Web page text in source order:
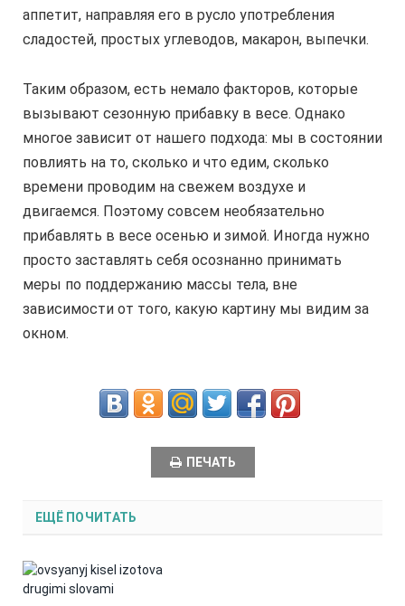
аппетит, направляя его в русло употребления
сладостей, простых углеводов, макарон, выпечки.
Таким образом, есть немало факторов, которые
вызывают сезонную прибавку в весе. Однако
многое зависит от нашего подхода: мы в состоянии
повлиять на то, сколько и что едим, сколько
времени проводим на свежем воздухе и
двигаемся. Поэтому совсем необязательно
прибавлять в весе осенью и зимой. Иногда нужно
просто заставлять себя осознанно принимать
меры по поддержанию массы тела, вне
зависимости от того, какую картину мы видим за
окном.
ПЕЧАТЬ
ЕЩЁ ПОЧИТАТЬ